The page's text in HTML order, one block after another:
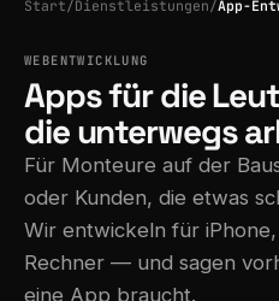
Start/Dienstleistungen/App-
WEBENTWICKLUNG
Apps für die
die unterwegs
Für Monteure auf der
oder Kunden, die etwas
Wir entwickeln für
Rechner — und sagen
eine App braucht.